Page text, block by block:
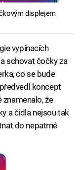
displejem
vypínacích
schovat čočky za
co se bude
koncept
že
a čidla nejsou tak
do nepatrné